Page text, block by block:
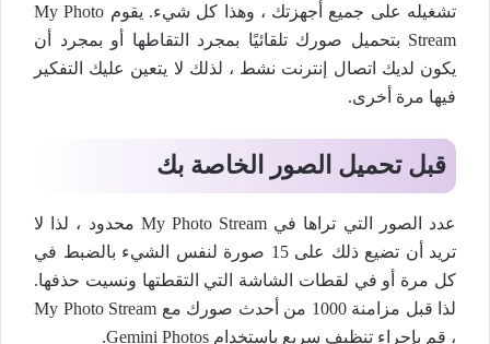
تشغيله على جميع أجهزتك ، وهذا كل شيء. يقوم My Photo
Stream بتحميل صورك تلقائيًا بمجرد التقاطها أو بمجرد أن
يكون لديك اتصال إنترنت نشط ، لذلك لا يتعين عليك التفكير
فيها مرة أخرى.
قبل تحميل الصور الخاصة بك
عدد الصور التي تراها في My Photo Stream محدود ، لذا لا
تريد أن تضيع ذلك على 15 صورة لنفس الشيء بالضبط في
كل مرة أو في لقطات الشاشة التي التقطتها ونسيت حذفها.
لذا قبل مزامنة 1000 من أحدث صورك مع My Photo Stream
، قم بإجراء تنظيف سريع باستخدام Gemini Photos.